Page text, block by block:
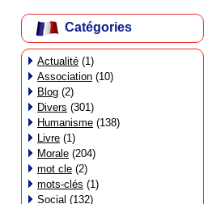
Catégories
Actualité (1)
Association (10)
Blog (2)
Divers (301)
Humanisme (138)
Livre (1)
Morale (204)
mot cle (2)
mots-clés (1)
Social (132)